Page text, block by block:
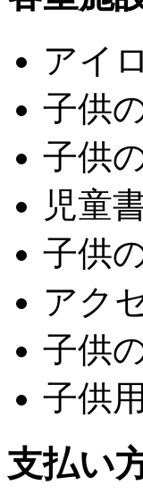
アイ
子供
子供
児童
子供
アク
子供
子供
支払い